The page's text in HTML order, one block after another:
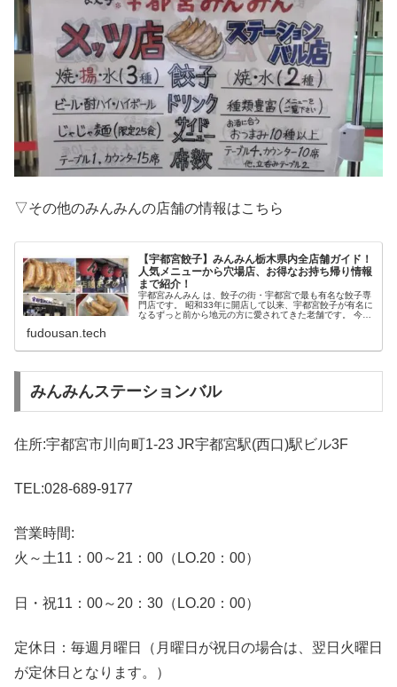
▽その他のみんみんの店舗の情報はこちら
【宇都宮餃子】みんみん栃木県内全店舗ガイド！
人気メニューから穴場店、お得なお持ち帰り情報
まで紹介！
宇都宮みんみん は、餃子の街・宇都宮で最も有名な餃子専
門店です。 昭和33年に開店して以来、宇都宮餃子が有名に
なるずっと前から地元の方に愛されてきた老舗です。 今で
fudousan.tech
みんみんステーションバル
住所:宇都宮市川向町1-23 JR宇都宮駅(西口)駅ビル3F
TEL:028-689-9177
営業時間:
火～土11：00～21：00（LO.20：00）
日・祝11：00～20：30（LO.20：00）
定休日：毎週月曜日（月曜日が祝日の場合は、翌日火曜日
が定休日となります。）